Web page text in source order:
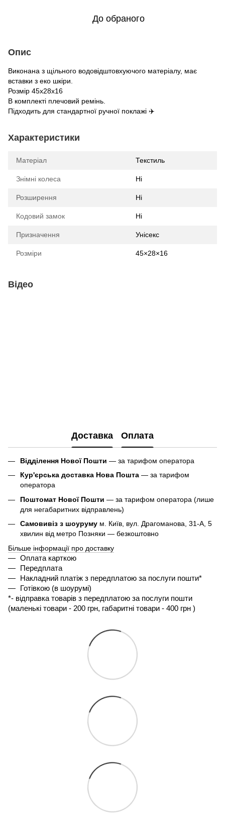
До обраного
Опис
Виконана з щільного водовідштовхуючого матеріалу, має
вставки з еко шкіри.
Розмір 45х28х16
В комплекті плечовий ремінь.
Підходить для стандартної ручної поклажі ✈️
Характеристики
Матеріал Текстиль
Знімні колеса Ні
Розширення Ні
Кодовий замок Ні
Призначення Унісекс
Розміри 45×28×16
Відео
Доставка Оплата
Відділення Нової Пошти — за тарифом оператора
Кур'єрська доставка Нова Пошта — за тарифом
оператора
Поштомат Нової Пошти — за тарифом оператора (лише
для негабаритних відправлень)
Самовивіз з шоуруму м. Київ, вул. Драгоманова, 31-А, 5
хвилин від метро Позняки — безкоштовно
Більше інформації про доставку
Оплата карткою
Передплата
Накладний платіж з передплатою за послуги пошти*
Готівкою (в шоурумі)
*- відправка товарів з передплатою за послуги пошти
(маленькі товари - 200 грн, габаритні товари - 400 грн )